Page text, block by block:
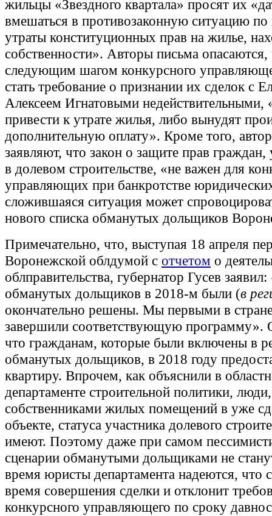
жильцы «Звездного квартала» просят их
вмешаться в противозаконную ситуацию
утраты конституционных прав на жилье,
собственности». Авторы письма опасаются,
следующим шагом конкурсного
стать требование о признании их сделок с
Алексеем Игнатовыми недействительными,
привести к утрате жилья, либо вынудят
дополнительную оплату». Кроме того,
заявляют, что закон о защите прав
в долевом строительстве, «не важен для
управляющих при банкротстве
сложившаяся ситуация может
нового списка обманутых дольщиков
Примечательно, что, выступая 18 апреля
Воронежской облдумой с отчетом о
облправительства, губернатор Гусев
обманутых дольщиков в 2018-м были (в
окончательно решены. Мы первыми в
завершили соответствующую программу».
что гражданам, которые были включены в
обманутых дольщиков, в 2018 году
квартиру. Впрочем, как объяснили в
департаменте строительной политики,
собственниками жилых помещений в уже
объекте, статуса участника долевого
имеют. Поэтому даже при самом
сценарии обманутыми дольщиками не
время юристы департамента надеются, что
время совершения сделки и отклонит
конкурсного управляющего по сроку